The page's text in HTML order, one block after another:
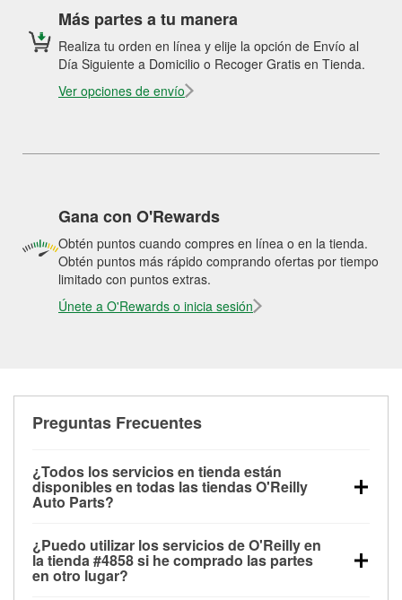
Más partes a tu manera
Realiza tu orden en línea y elije la opción de Envío al
Día Siguiente a Domicilio o Recoger Gratis en Tienda.
Ver opciones de envío
Gana con O'Rewards
Obtén puntos cuando compres en línea o en la tienda.
Obtén puntos más rápido comprando ofertas por tiempo
limitado con puntos extras.
Únete a O'Rewards o inicia sesión
Preguntas Frecuentes
¿Todos los servicios en tienda están
disponibles en todas las tiendas O'Reilly
Auto Parts?
las pruebas de batería, pruebas de alternador y
motor de arranque, revisión de la luz “Check Engine”
con O'Reilly VeriScan® e instalación de
¿Puedo utilizar los servicios de O'Reilly en
la tienda #4858 si he comprado las partes
en otro lugar?